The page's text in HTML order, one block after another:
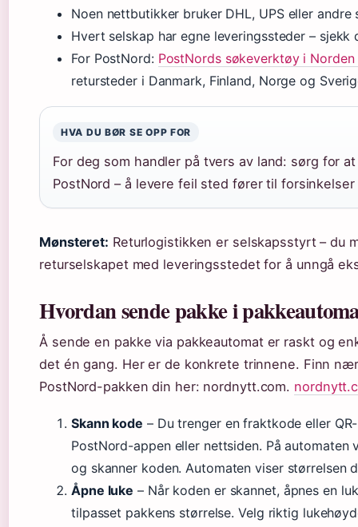
Noen nettbutikker bruker DHL, UPS eller andre
Hvert selskap har egne leveringssteder – sjekk
For PostNord: PostNords søkeverktøy i
retursteder i Danmark, Finland, Norge og
HVA DU BØR SE OPP FOR
For deg som handler på tvers av land: sørg for
PostNord – å levere feil sted fører til
Mønsteret: Returlogistikken er selskapsstyrt – du
returselskapet med leveringsstedet for å unngå
Hvordan sende pakke i
Å sende en pakke via pakkeautomat er raskt og
det én gang. Her er de konkrete trinnene. Finn
PostNord-pakken din her: nordnytt.com.
Skann kode – Du trenger en fraktkode eller
PostNord-appen eller nettsiden. På automaten
og skanner koden. Automaten viser størrelsen
Åpne luke – Når koden er skannet, åpnes en
tilpasset pakkens størrelse. Velg riktig